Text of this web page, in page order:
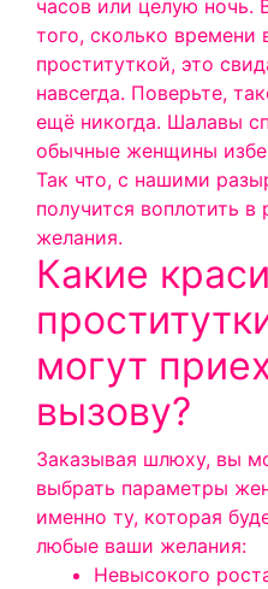
часов или целую ночь.
того, сколько времени
проституткой, это
навсегда. Поверьте,
ещё никогда. Шалавы
обычные женщины
Так что, с нашими
получится воплотить в
желания.
Какие
могут
вызову?
Заказывая шлюху, вы
выбрать параметры
именно ту, которая
любые ваши желания:
Невысокого